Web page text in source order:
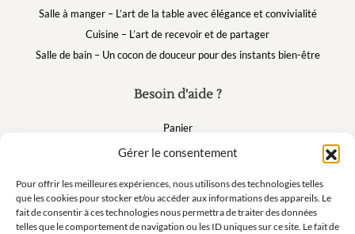
Gérer le consentement
Pour offrir les meilleures expériences, nous utilisons des technologies telles
que les cookies pour stocker et/ou accéder aux informations des appareils. Le
fait de consentir à ces technologies nous permettra de traiter des données
telles que le comportement de navigation ou les ID uniques sur ce site. Le fait de
Besoin d'aide ?
Panier
FAQ
Suivez nous
Salle à manger – L’art de la table avec élégance et convivialité
Cuisine – L’art de recevoir et de partager
Salle de bain – Un cocon de douceur pour des instants bien-être